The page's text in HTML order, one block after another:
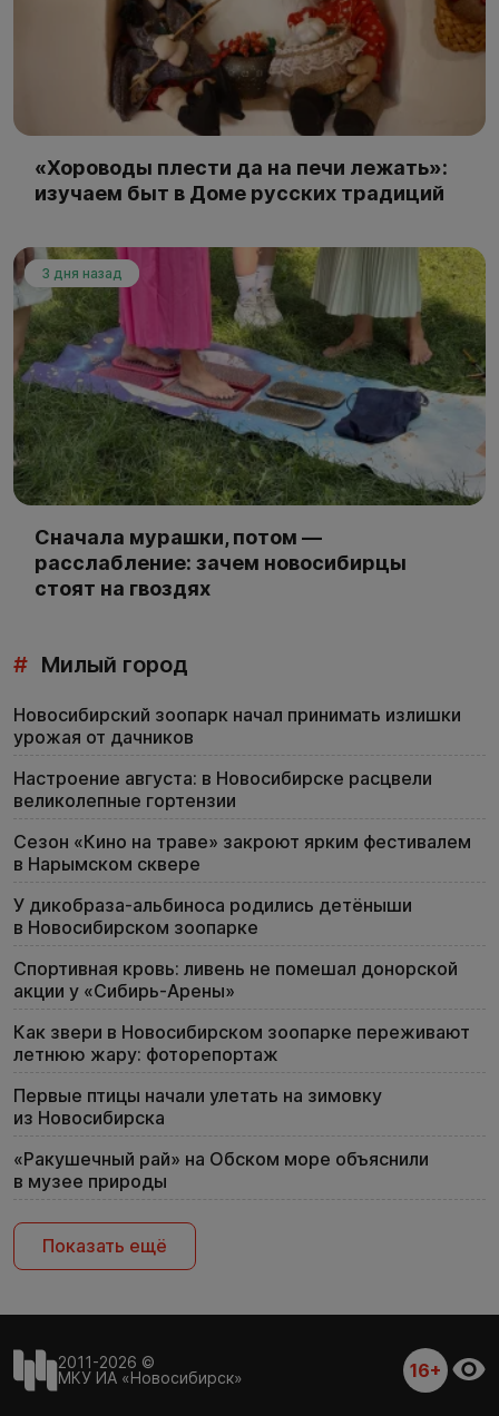
«Хороводы плести да на печи лежать»:
изучаем быт в Доме русских традиций
3 дня назад
Сначала мурашки, потом —
расслабление: зачем новосибирцы
стоят на гвоздях
# Милый город
Новосибирский зоопарк начал принимать излишки
урожая от дачников
Настроение августа: в Новосибирске расцвели
великолепные гортензии
Сезон «Кино на траве» закроют ярким фестивалем
в Нарымском сквере
У дикобраза-альбиноса родились детёныши
в Новосибирском зоопарке
Спортивная кровь: ливень не помешал донорской
акции у «Сибирь-Арены»
Как звери в Новосибирском зоопарке переживают
летнюю жару: фоторепортаж
Первые птицы начали улетать на зимовку
из Новосибирска
«Ракушечный рай» на Обском море объяснили
в музее природы
Показать ещё
2011-2026 ©
МКУ ИА «Новосибирск»
16+